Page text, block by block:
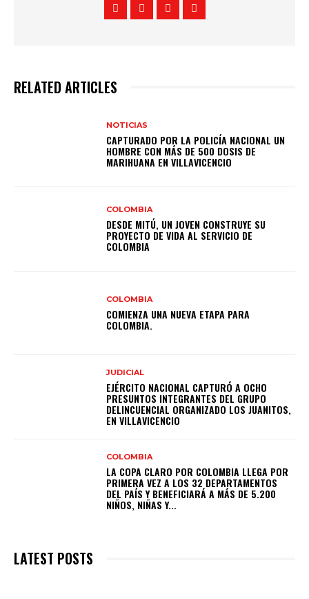
RELATED ARTICLES
NOTICIAS
CAPTURADO POR LA POLICÍA NACIONAL UN
HOMBRE CON MÁS DE 500 DOSIS DE
MARIHUANA EN VILLAVICENCIO
COLOMBIA
DESDE MITÚ, UN JOVEN CONSTRUYE SU
PROYECTO DE VIDA AL SERVICIO DE
COLOMBIA
COLOMBIA
COMIENZA UNA NUEVA ETAPA PARA
COLOMBIA.
JUDICIAL
EJÉRCITO NACIONAL CAPTURÓ A OCHO
PRESUNTOS INTEGRANTES DEL GRUPO
DELINCUENCIAL ORGANIZADO LOS JUANITOS,
EN VILLAVICENCIO
COLOMBIA
LA COPA CLARO POR COLOMBIA LLEGA POR
PRIMERA VEZ A LOS 32 DEPARTAMENTOS
DEL PAÍS Y BENEFICIARÁ A MÁS DE 5.200
NIÑOS, NIÑAS Y...
LATEST POSTS